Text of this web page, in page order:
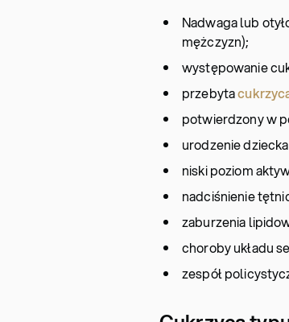
Nadwaga lub
mężczyzn);
występowanie
przebyta
potwierdzony w
urodzenie
niski poziom
nadciśnienie
zaburzenia
choroby układu
zespół